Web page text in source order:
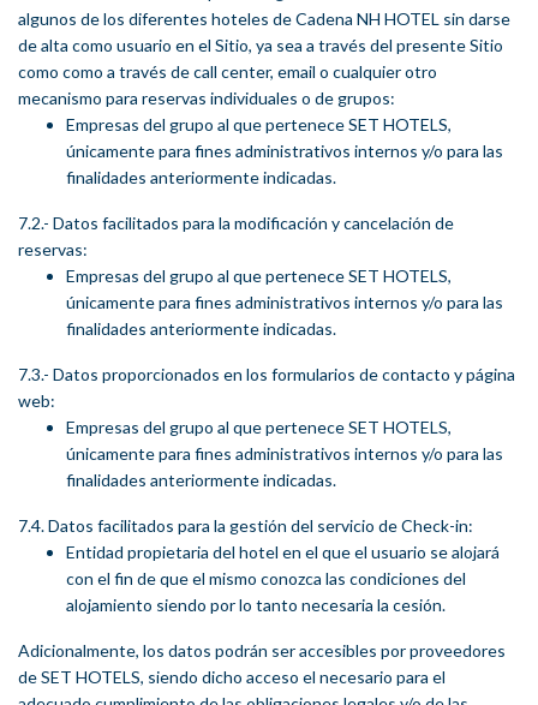
algunos de los diferentes hoteles de Cadena NH HOTEL sin darse
de alta como usuario en el Sitio, ya sea a través del presente Sitio
como como a través de call center, email o cualquier otro
mecanismo para reservas individuales o de grupos:
Empresas del grupo al que pertenece SET HOTELS,
únicamente para fines administrativos internos y/o para las
finalidades anteriormente indicadas.
7.2.- Datos facilitados para la modificación y cancelación de
reservas:
Empresas del grupo al que pertenece SET HOTELS,
únicamente para fines administrativos internos y/o para las
finalidades anteriormente indicadas.
7.3.- Datos proporcionados en los formularios de contacto y página
web:
Empresas del grupo al que pertenece SET HOTELS,
únicamente para fines administrativos internos y/o para las
finalidades anteriormente indicadas.
7.4. Datos facilitados para la gestión del servicio de Check-in:
Entidad propietaria del hotel en el que el usuario se alojará
con el fin de que el mismo conozca las condiciones del
alojamiento siendo por lo tanto necesaria la cesión.
Adicionalmente, los datos podrán ser accesibles por proveedores
de SET HOTELS, siendo dicho acceso el necesario para el